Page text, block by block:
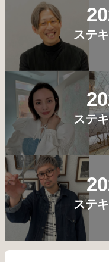
ステ
ステ
ステ